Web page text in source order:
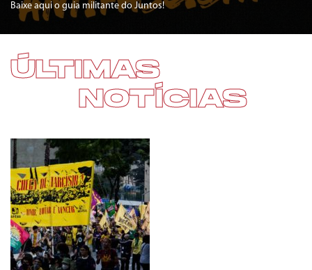
Baixe aqui o guia militante do Juntos!
ÚLTIMAS
NOTÍCIAS